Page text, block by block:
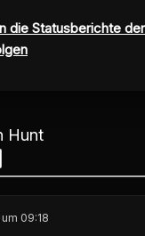
die Statusberichte der
Hunt
09:18